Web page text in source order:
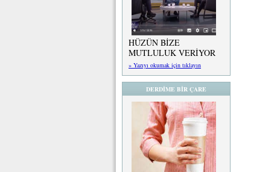
HÜZÜN BİZE
MUTLULUK VERİYOR
» Yazıyı okumak için tıklayın
DERDİME BİR ÇARE